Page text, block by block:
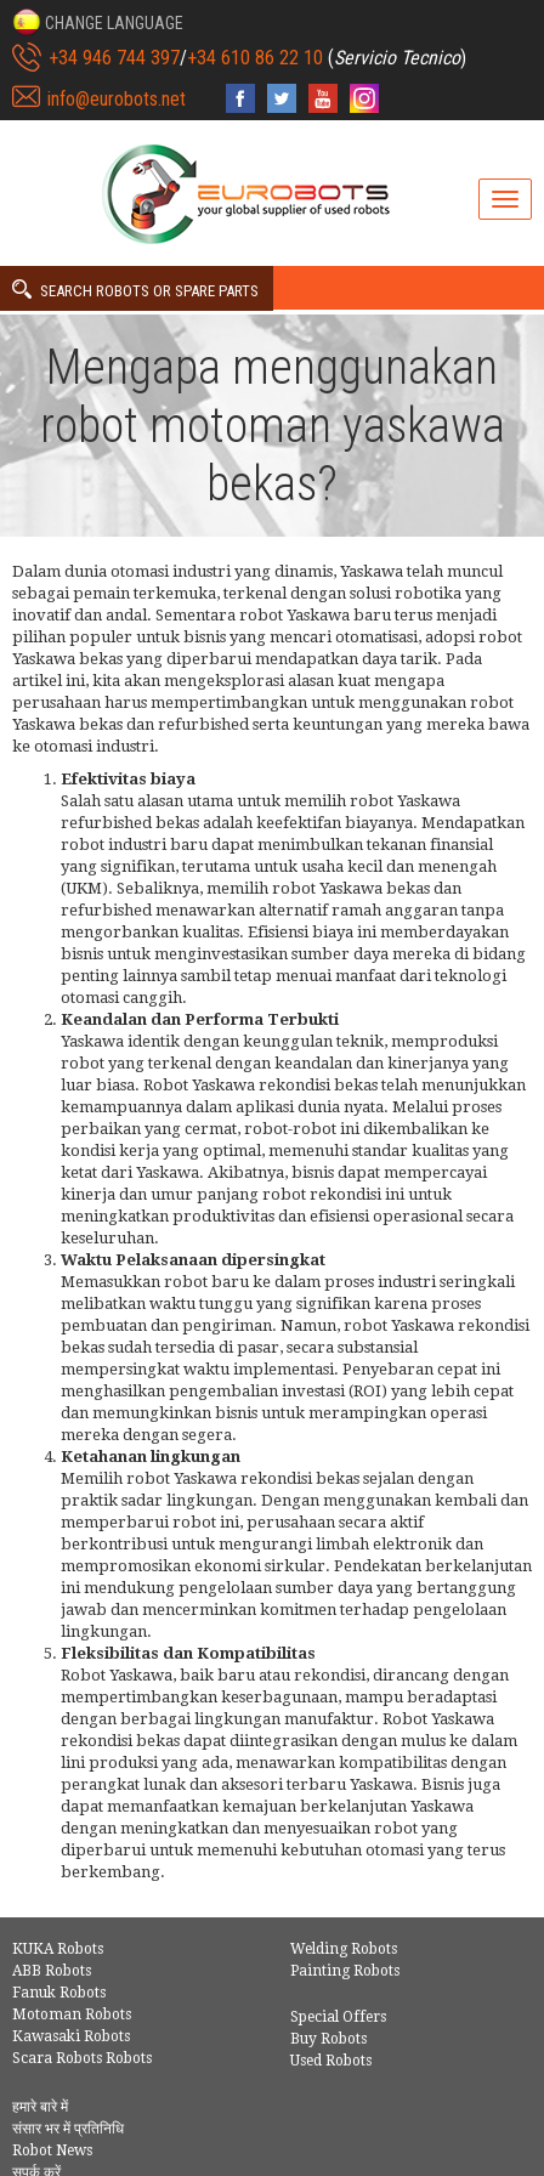
CHANGE LANGUAGE
+34 946 744 397/+34 610 86 22 10 (Servicio Tecnico)
info@eurobots.net
SEARCH ROBOTS OR SPARE PARTS
Mengapa menggunakan
robot motoman yaskawa
bekas?
Dalam dunia otomasi industri yang dinamis, Yaskawa telah muncul
sebagai pemain terkemuka, terkenal dengan solusi robotika yang
inovatif dan andal. Sementara robot Yaskawa baru terus menjadi
pilihan populer untuk bisnis yang mencari otomatisasi, adopsi robot
Yaskawa bekas yang diperbarui mendapatkan daya tarik. Pada
artikel ini, kita akan mengeksplorasi alasan kuat mengapa
perusahaan harus mempertimbangkan untuk menggunakan robot
Yaskawa bekas dan refurbished serta keuntungan yang mereka bawa
ke otomasi industri.
Efektivitas biaya
Salah satu alasan utama untuk memilih robot Yaskawa
refurbished bekas adalah keefektifan biayanya. Mendapatkan
robot industri baru dapat menimbulkan tekanan finansial
yang signifikan, terutama untuk usaha kecil dan menengah
(UKM). Sebaliknya, memilih robot Yaskawa bekas dan
refurbished menawarkan alternatif ramah anggaran tanpa
mengorbankan kualitas. Efisiensi biaya ini memberdayakan
bisnis untuk menginvestasikan sumber daya mereka di bidang
penting lainnya sambil tetap menuai manfaat dari teknologi
otomasi canggih.
Keandalan dan Performa Terbukti
Yaskawa identik dengan keunggulan teknik, memproduksi
robot yang terkenal dengan keandalan dan kinerjanya yang
luar biasa. Robot Yaskawa rekondisi bekas telah menunjukkan
kemampuannya dalam aplikasi dunia nyata. Melalui proses
perbaikan yang cermat, robot-robot ini dikembalikan ke
kondisi kerja yang optimal, memenuhi standar kualitas yang
ketat dari Yaskawa. Akibatnya, bisnis dapat mempercayai
kinerja dan umur panjang robot rekondisi ini untuk
meningkatkan produktivitas dan efisiensi operasional secara
keseluruhan.
Waktu Pelaksanaan dipersingkat
Memasukkan robot baru ke dalam proses industri seringkali
melibatkan waktu tunggu yang signifikan karena proses
pembuatan dan pengiriman. Namun, robot Yaskawa rekondisi
bekas sudah tersedia di pasar, secara substansial
mempersingkat waktu implementasi. Penyebaran cepat ini
menghasilkan pengembalian investasi (ROI) yang lebih cepat
dan memungkinkan bisnis untuk merampingkan operasi
mereka dengan segera.
Ketahanan lingkungan
Memilih robot Yaskawa rekondisi bekas sejalan dengan
praktik sadar lingkungan. Dengan menggunakan kembali dan
memperbarui robot ini, perusahaan secara aktif
berkontribusi untuk mengurangi limbah elektronik dan
mempromosikan ekonomi sirkular. Pendekatan berkelanjutan
ini mendukung pengelolaan sumber daya yang bertanggung
jawab dan mencerminkan komitmen terhadap pengelolaan
lingkungan.
Fleksibilitas dan Kompatibilitas
Robot Yaskawa, baik baru atau rekondisi, dirancang dengan
mempertimbangkan keserbagunaan, mampu beradaptasi
dengan berbagai lingkungan manufaktur. Robot Yaskawa
rekondisi bekas dapat diintegrasikan dengan mulus ke dalam
lini produksi yang ada, menawarkan kompatibilitas dengan
perangkat lunak dan aksesori terbaru Yaskawa. Bisnis juga
dapat memanfaatkan kemajuan berkelanjutan Yaskawa
dengan meningkatkan dan menyesuaikan robot yang
diperbarui untuk memenuhi kebutuhan otomasi yang terus
berkembang.
KUKA Robots
ABB Robots
Fanuk Robots
Motoman Robots
Kawasaki Robots
Scara Robots Robots
Welding Robots
Painting Robots
Special Offers
Buy Robots
Used Robots
हमारे बारे में
संसार भर में प्रतिनिधि
Robot News
सपर्क करें